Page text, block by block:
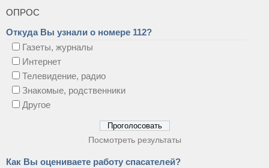
ОПРОС
Откуда Вы узнали о номере 112?
Газеты, журналы
Интернет
Телевидение, радио
Знакомые, родственники
Другое
Посмотреть результаты
Как Вы оцениваете работу спасателей?